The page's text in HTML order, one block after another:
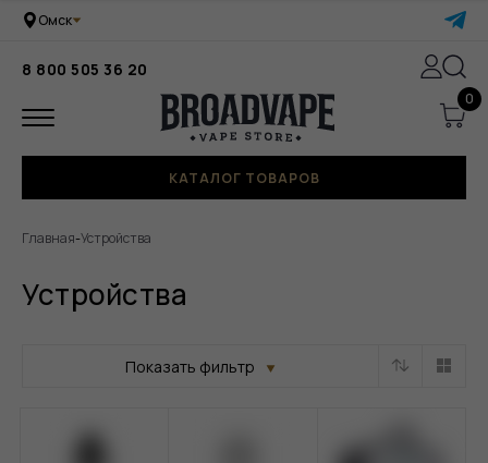
Омск
8 800 505 36 20
0
КАТАЛОГ ТОВАРОВ
Главная-Устройства
Устройства
Показать фильтр